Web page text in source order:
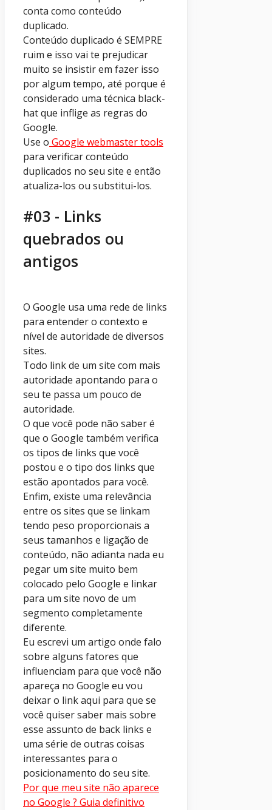
conta como conteúdo
duplicado.
Conteúdo duplicado é SEMPRE
ruim e isso vai te prejudicar
muito se insistir em fazer isso
por algum tempo, até porque é
considerado uma técnica black-
hat que inflige as regras do
Google.
Use o Google webmaster tools
para verificar conteúdo
duplicados no seu site e então
atualiza-los ou substitui-los.
#03 - Links
quebrados ou
antigos
O Google usa uma rede de links
para entender o contexto e
nível de autoridade de diversos
sites.
Todo link de um site com mais
autoridade apontando para o
seu te passa um pouco de
autoridade.
O que você pode não saber é
que o Google também verifica
os tipos de links que você
postou e o tipo dos links que
estão apontados para você.
Enfim, existe uma relevância
entre os sites que se linkam
tendo peso proporcionais a
seus tamanhos e ligação de
conteúdo, não adianta nada eu
pegar um site muito bem
colocado pelo Google e linkar
para um site novo de um
segmento completamente
diferente.
Eu escrevi um artigo onde falo
sobre alguns fatores que
influenciam para que você não
apareça no Google eu vou
deixar o link aqui para que se
você quiser saber mais sobre
esse assunto de back links e
uma série de outras coisas
interessantes para o
posicionamento do seu site.
Por que meu site não aparece
no Google ? Guia definitivo